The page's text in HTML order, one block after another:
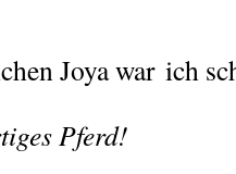
Joya war ich
Pferd!